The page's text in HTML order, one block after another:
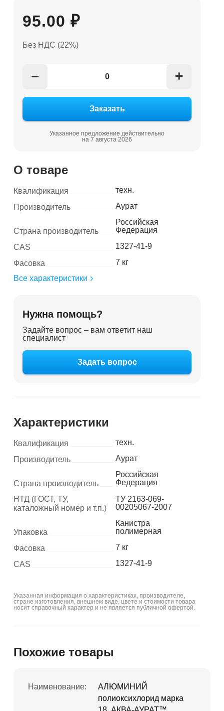
95.00 ₽
Без НДС (22%)
− +
Указанное предложение действительно
на 7 августа 2026
О товаре
Квалификация
техн.
Производитель
Аурат
Страна производитель
Российская
Федерация
CAS
1327-41-9
Фасовка
7 кг
Все характеристики
Нужна помощь?
Задайте вопрос – вам ответит наш
специалист
Задать вопрос
Характеристики
Квалификация
техн.
Производитель
Аурат
Страна производитель
Российская
Федерация
НТД (ГОСТ, ТУ,
каталожный номер и т.п.)
ТУ 2163-069-
00205067-2007
Упаковка
Канистра
полимерная
Фасовка
7 кг
CAS
1327-41-9
Указанная информация о характеристиках, производителе,
стране изготовления, внешнем виде, цвете и стоимости товара
носит справочный характер и не является публичной офертой.
Похожие товары
Наименование:
АЛЮМИНИЙ
полиоксихлорид марка